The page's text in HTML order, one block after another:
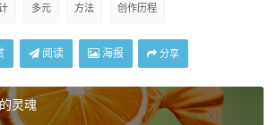
，设计师会对每一个设计元素进行有意
多元 方法 创作历程
阅读 海报 分享
灵魂